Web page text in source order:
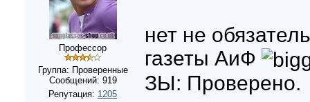
Профессор
Группа: Проверенные
Сообщений: 919
Репутация: 1205
нет не
газеты АиФ
ЗЫ: Проверено.